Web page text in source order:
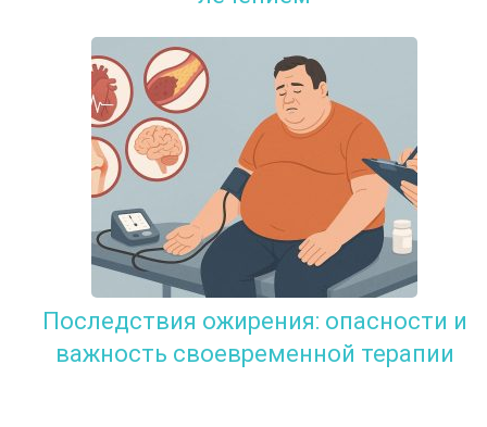
Последствия ожирения: опасности и
важность своевременной терапии